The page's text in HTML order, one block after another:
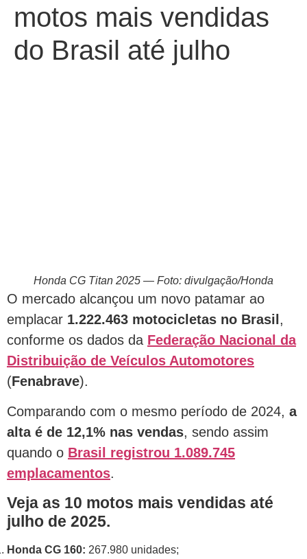
motos mais vendidas
do Brasil até julho
Honda CG Titan 2025 — Foto: divulgação/Honda
O mercado alcançou um novo patamar ao
emplacar 1.222.463 motocicletas no Brasil ,
conforme os dados da Federação Nacional da
Distribuição de Veículos Automotores
(Fenabrave).
Comparando com o mesmo período de 2024, a
alta é de 12,1% nas vendas, sendo assim
quando o Brasil registrou 1.089.745
emplacamentos.
Veja as 10 motos mais vendidas até
julho de 2025.
Honda CG 160: 267.980 unidades;